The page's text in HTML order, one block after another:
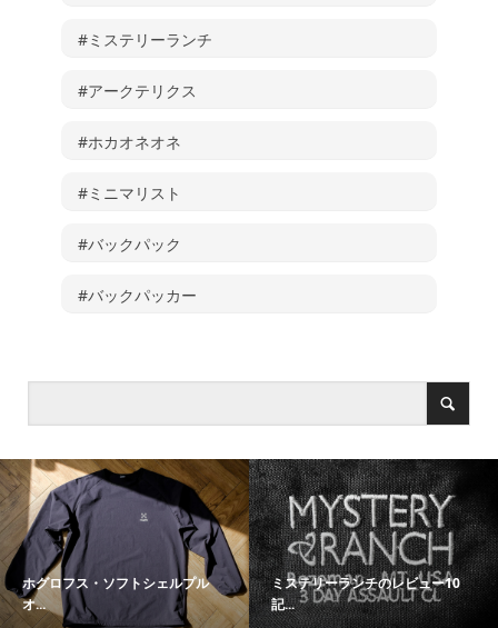
#ミステリーランチ
#アークテリクス
#ホカオネオネ
#ミニマリスト
#バックパック
#バックパッカー
ホグロフス・ソフトシェルプル
オ...
ミステリーランチのレビュー10
記...